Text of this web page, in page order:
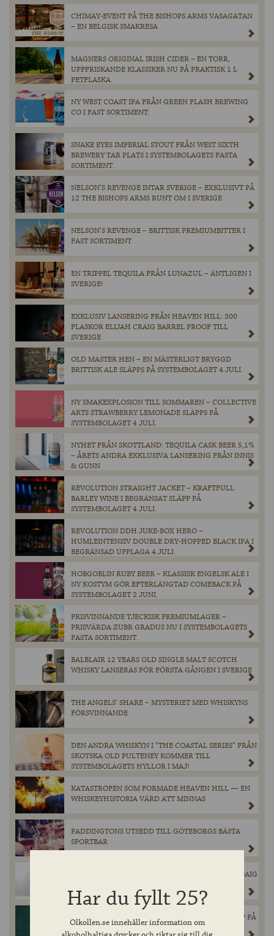
CHIMAY-EVENT PÅ THE BISHOPS ARMS VASAGATAN
– EN BELGISK SMAKRESA
MAGNERS ORIGINAL IRISH CIDER – EN TORR,
UPPFRISKANDE KLASSIKER NU PÅ PRAKTISK 1 L
PETFLASKA.
NY WEST COAST IPA FRÅN GREEN FLASH BREWING
CO I FAST SORTIMENT.
SNAKE EYES IMPERIAL STOUT FRÅN WEST SIXTH
BREWERY TAR PLATS I SYSTEMBOLAGETS FASTA
SORTIMENT.
NELSON’S REVENGE INTAR SVERIGE – EXKLUSIVT PÅ
12 THE BISHOPS ARMS RUNT OM I SVERIGE
NELSON’S REVENGE – BRITTISK PREMIUMBITTER I
FAST SORTIMENT
EN TRIPPEL TEQUILA FRÅN LUNAZUL – ÄNTLIGEN I
SVERIGE!
EXKLUSIV LANSERING FRÅN HEAVEN HILL: 300
FLASKOR ELIJAH CRAIG BARREL PROOF TILL
SVERIGE
OLD MASTER HEN – EN MÄSTERLIGT BRYGGD
BRITTISK ALE SLÄPPS PÅ SYSTEMBOLAGET 4 JULI.
NY SMAKEXPLOSION TILL SOMMAREN – COLLECTIVE
ARTS STRAWBERRY LEMONADE SLÄPPS PÅ
SYSTEMBOLAGET 4 JULI.
NYHET FRÅN SKOTTLAND: TEQUILA CASK BEER 5,1%
– ÅRETS ANDRA EXKLUSIVA LANSERING FRÅN INNIS
& GUNN
REVOLUTION STRAIGHT JACKET – KRAFTFULL
BARLEY WINE I BEGRÄNSAT SLÄPP PÅ
SYSTEMBOLAGET 4 JULI.
REVOLUTION DDH JUKE-BOX HERO –
HUMLEINTENSIV DOUBLE DRY-HOPPED BLACK IPA I
BEGRÄNSAD UPPLAGA 4 JULI.
HOBGOBLIN RUBY BEER – KLASSISK ENGELSK ALE I
NY KOSTYM GÖR EFTERLÄNGTAD COMEBACK PÅ
SYSTEMBOLAGET 2 JUNI.
PRISVINNANDE TJECKISK PREMIUMLAGER –
PRISVÄRDA ZUBR GRADUS NU I SYSTEMBOLAGETS
FASTA SORTIMENT.
BALBLAIR 12 YEARS OLD SINGLE MALT SCOTCH
WHISKY LANSERAS FÖR FÖRSTA GÅNGEN I SVERIGE
THE ANGELS’ SHARE – MYSTERIET MED WHISKYNS
FÖRSVINNANDE
DEN ANDRA WHISKYN I ”THE COASTAL SERIES” FRÅN
SKOTSKA OLD PULTENEY KOMMER TILL
SYSTEMBOLAGETS HYLLOR I MAJ!
KATASTROFEN SOM FORMADE HEAVEN HILL — EN
WHISKEYHISTORIA VÄRD ATT MINNAS
PADDINGTONS UTSEDD TILL GÖTEBORGS BÄSTA
SPORTBAR
INNIS & GUNN’S SUCCÉSAMARBETE MED LAPHROAIG
CHIMAY GRÖN ÅTERVÄNDER I BEGRÄNSAT SLÄPP PÅ
SYSTEMBOLAGET.
Har du fyllt 25?
Olkollen.se innehåller information om